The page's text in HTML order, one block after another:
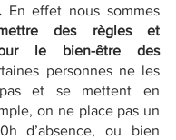
En effet nous sommes
des règles et
le bien-être des
personnes ne les
pas et se mettent en
on ne place pas un
d’absence, ou bien